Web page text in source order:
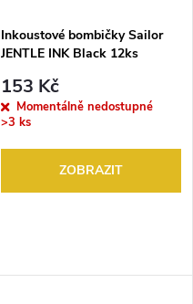
Inkoustové bombičky Sailor
JENTLE INK Black 12ks
153 Kč
Momentálně nedostupné
>3 ks
ZOBRAZIT